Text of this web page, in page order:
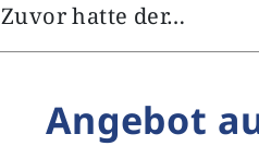
Zuvor hatte der…
Angebot